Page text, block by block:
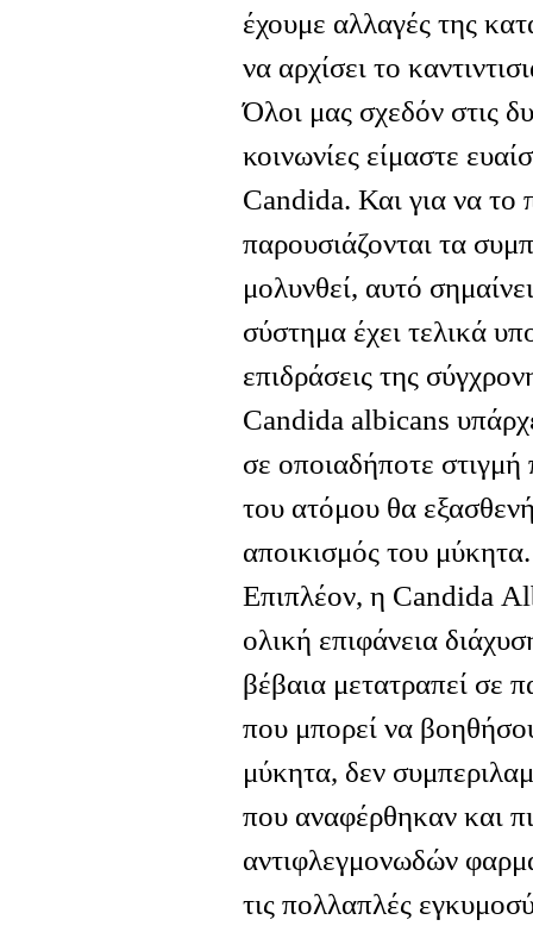
έχουμε αλλαγές της
να αρχίσει το
Όλοι μας σχεδόν στις
κοινωνίες είμαστε
Candida. Και για να το
παρουσιάζονται τα
μολυνθεί, αυτό
σύστημα έχει τελικά
επιδράσεις της
Candida albicans
σε οποιαδήποτε
του ατόμου θα
αποικισμός του μύκητα.
Επιπλέον, η Candida
ολική επιφάνεια
βέβαια μετατραπεί σε
που μπορεί να
μύκητα, δεν
που αναφέρθηκαν και
αντιφλεγμονωδών
τις πολλαπλές